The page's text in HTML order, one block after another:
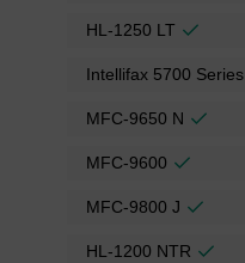
HL-1250 LT
Intellifax 5700 Series
MFC-9650 N
MFC-9600
MFC-9800 J
HL-1200 NTR